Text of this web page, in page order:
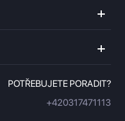
POTŘEBUJETE PORADIT?
+420317471113